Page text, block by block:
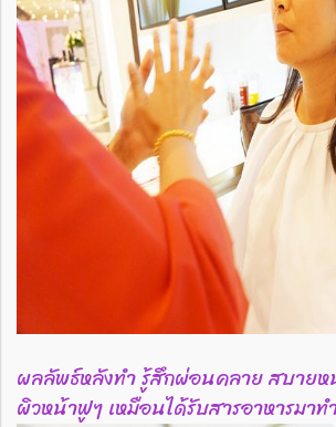
ผลลัพธ์หลังทำ รู้สึกผ่อนคลาย สบาย
ผิวหน้าฟูๆ เหมือนได้รับสารอาหารมา